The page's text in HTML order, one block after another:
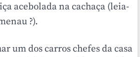
acebolada na cachaça (leia-
?).
um dos carros chefes da casa